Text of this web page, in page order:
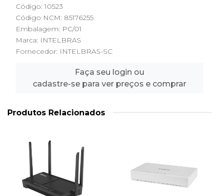
Código: 10523
Código NCM: 85176255
Embalagem: PC/01
Marca: INTELBRAS
Fornecedor: INTELBRAS-SC
Faça seu login ou
cadastre-se para ver preços e comprar
Produtos Relacionados